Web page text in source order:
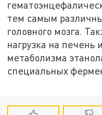
тем самым
головного мозга.
нагрузка на печень
метаболизма
специальных